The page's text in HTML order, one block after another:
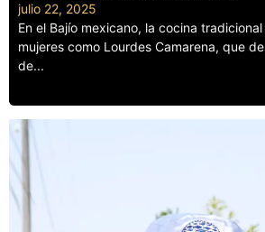
julio 22, 2025
En el Bajío mexicano, la cocina
mujeres como Lourdes Camarena, que
de...